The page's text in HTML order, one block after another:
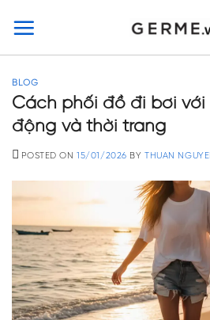
BLOG
Cách phối đồ đi bơi
động và thời trang
POSTED ON15/01/2026 BYTHUAN